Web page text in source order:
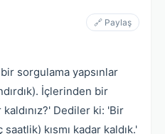
🔗 Paylaş
sorgulama yapsınlar
İçlerinden bir
Dediler ki: 'Bir
kısmı kadar kaldık.'